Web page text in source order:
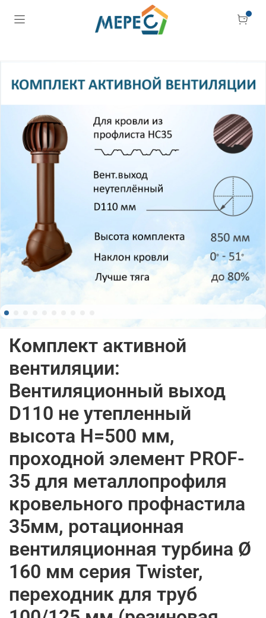
Комплект активной
вентиляции:
Вентиляционный выход
D110 не утепленный
высота H=500 мм,
проходной элемент PROF-
35 для металлопрофиля
кровельного профнастила
35мм, ротационная
вентиляционная турбина Ø
160 мм серия Twister,
переходник для труб